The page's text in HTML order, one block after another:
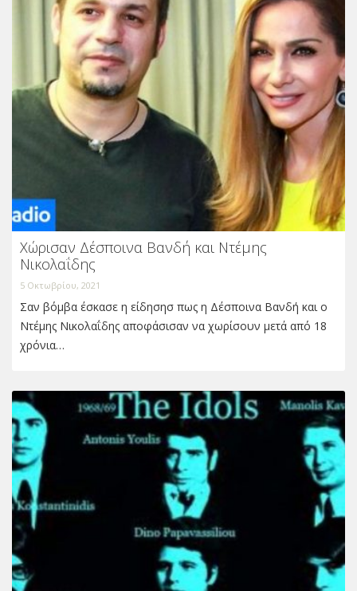
Χώρισαν Δέσποινα Βανδή και Ντέμης
Νικολαΐδης
5 Οκτωβρίου, 2021
Σαν βόμβα έσκασε η είδησησ πως η Δέσποινα Βανδή και ο
Ντέμης Νικολαΐδης αποφάσισαν να χωρίσουν μετά από 18
χρόνια…